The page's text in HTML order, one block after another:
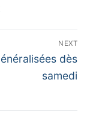
NEXT
dès
samedi